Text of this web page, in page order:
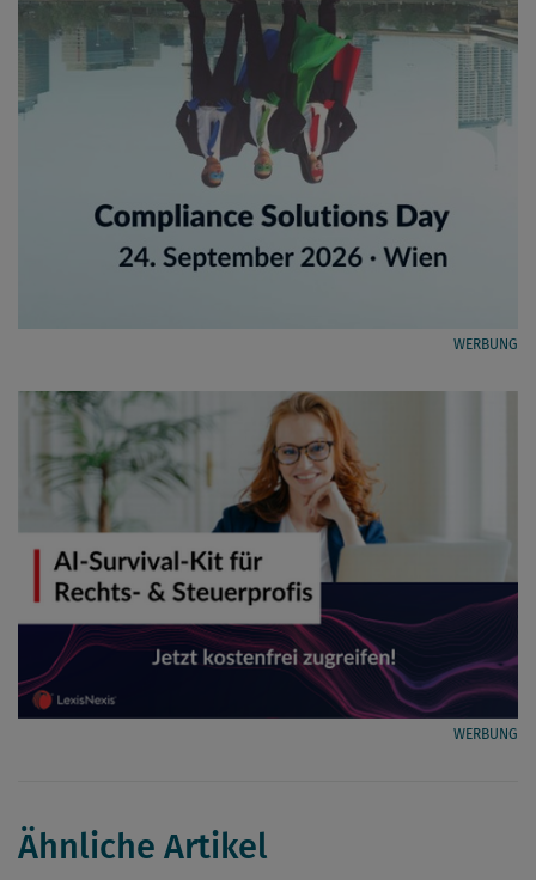
WERBUNG
WERBUNG
Ähnliche Artikel